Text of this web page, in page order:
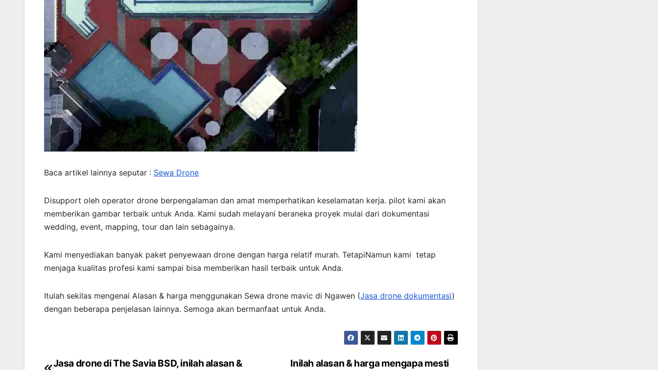
Baca artikel lainnya seputar : Sewa Drone
Disupport oleh operator drone berpengalaman dan amat memperhatikan keselamatan kerja. pilot kami akan
memberikan gambar terbaik untuk Anda. Kami sudah melayani beraneka proyek mulai dari dokumentasi
wedding, event, mapping, tour dan lain sebagainya.
Kami menyediakan banyak paket penyewaan drone dengan harga relatif murah. TetapiNamun kami tetap
menjaga kualitas profesi kami sampai bisa memberikan hasil terbaik untuk Anda.
Itulah sekilas mengenai Alasan & harga menggunakan Sewa drone mavic di Ngawen (Jasa drone dokumentasi)
dengan beberapa penjelasan lainnya. Semoga akan bermanfaat untuk Anda.
Inilah alasan & harga mengapa mesti
Jasa drone di The Savia BSD, inilah alasan &